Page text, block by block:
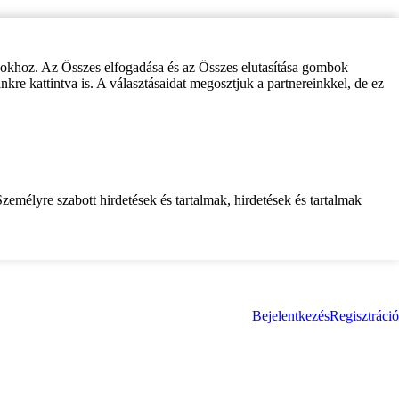
Az Összes elfogadása és az Összes elutasítása gombok
kattintva is. A választásaidat megosztjuk a partnereinkkel, de ez
szabott hirdetések és tartalmak, hirdetések és tartalmak
BejelentkezésRegisztráció